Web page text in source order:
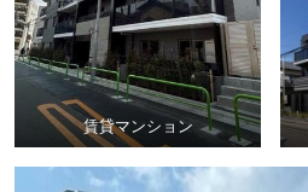
賃貸マンション